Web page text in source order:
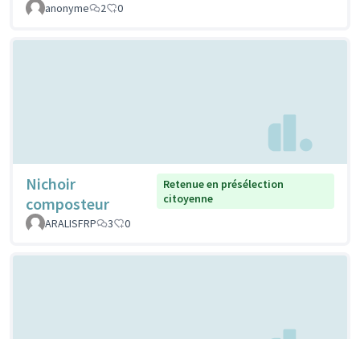
anonyme
2 0
Nichoir
composteur
Retenue en présélection
citoyenne
ARALISFRP
3 0